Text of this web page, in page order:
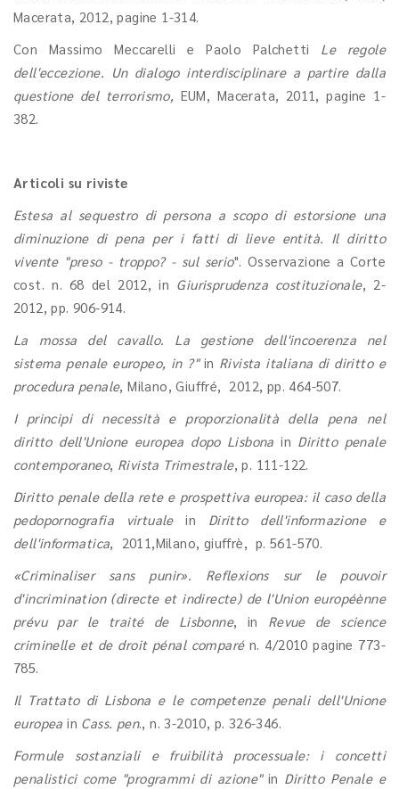
Macerata, 2012, pagine 1-314.
Con Massimo Meccarelli e Paolo Palchetti Le regole
dell'eccezione. Un dialogo interdisciplinare a partire dalla
questione del terrorismo, EUM, Macerata, 2011, pagine 1-
382.
Articoli su riviste
Estesa al sequestro di persona a scopo di estorsione una
diminuzione di pena per i fatti di lieve entità. Il diritto
vivente "preso - troppo? - sul serio". Osservazione a Corte
cost. n. 68 del 2012, in Giurisprudenza costituzionale, 2-
2012, pp. 906-914.
La mossa del cavallo. La gestione dell'incoerenza nel
sistema penale europeo, in ?" in Rivista italiana di diritto e
procedura penale, Milano, Giuffré, 2012, pp. 464-507.
I principi di necessità e proporzionalità della pena nel
diritto dell'Unione europea dopo Lisbona in Diritto penale
contemporaneo, Rivista Trimestrale, p. 111-122.
Diritto penale della rete e prospettiva europea: il caso della
pedopornografia virtualein Diritto dell'informazione e
dell'informatica, 2011,Milano, giuffrè, p. 561-570.
«Criminaliser sans punir». Reflexions sur le pouvoir
d'incrimination (directe et indirecte) de l'Union européènne
prévu par le traité de Lisbonne, in Revue de science
criminelle et de droit pénal comparén. 4/2010 pagine 773-
785.
Il Trattato di Lisbona e le competenze penali dell'Unione
europea in Cass. pen., n. 3-2010, p. 326-346.
Formule sostanziali e fruibilità processuale: i concetti
penalistici come "programmi di azione"in Diritto Penale e